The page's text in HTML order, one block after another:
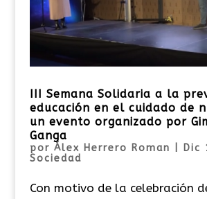
III Semana Solidaria a la
educación en el cuidado de
un evento organizado por
Ganga
por Álex Herrero Roman Dic
Sociedad
Con motivo de la celebración